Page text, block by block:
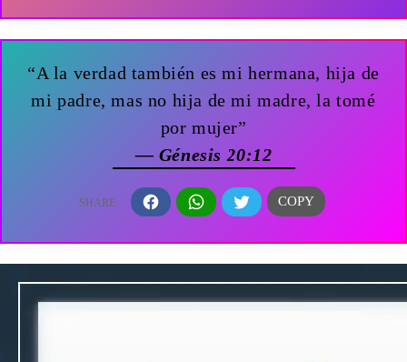
“A la verdad también es mi hermana, hija de
mi padre, mas no hija de mi madre, la tomé
por mujer”
— Génesis 20:12